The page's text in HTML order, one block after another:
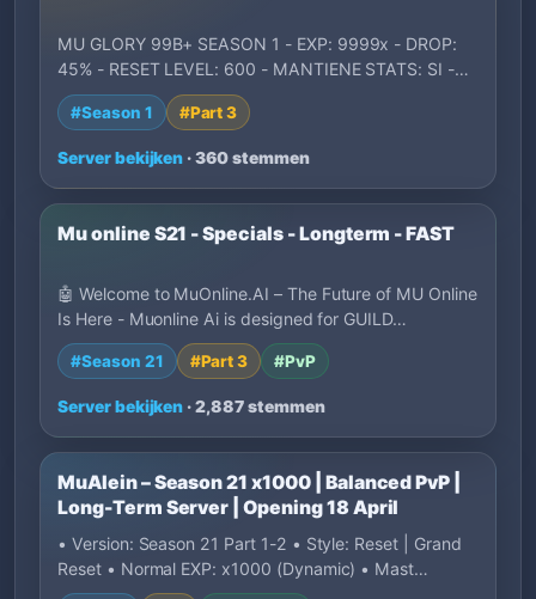
MU GLORY 99B+ SEASON 1 - EXP: 9999x - DROP:
45% - RESET LEVEL: 600 - MANTIENE STATS: SI -
MU CO…
#Season 1 #Part 3
Server bekijken · 360 stemmen
Mu online S21 - Specials - Longterm - FAST
🤖 Welcome to MuOnline.AI – The Future of MU Online
Is Here - Muonline Ai is designed for GUILD…
#Season 21 #Part 3 #PvP
Server bekijken · 2,887 stemmen
MuAlein – Season 21 x1000 | Balanced PvP |
Long-Term Server | Opening 18 April
• Version: Season 21 Part 1-2 • Style: Reset | Grand
Reset • Normal EXP: x1000 (Dynamic) • Mast…